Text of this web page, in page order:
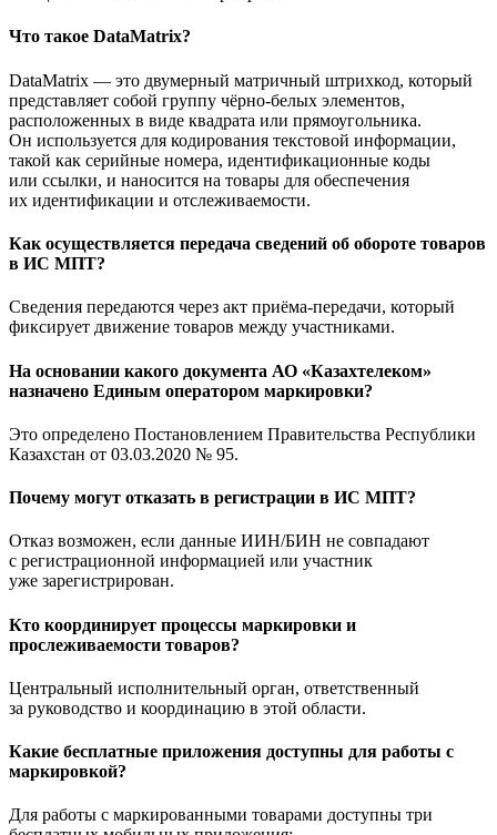
Что такое DataMatrix?
DataMatrix — это двумерный матричный штрихкод, который
представляет собой группу чёрно-белых элементов,
расположенных в виде квадрата или прямоугольника.
Он используется для кодирования текстовой информации,
такой как серийные номера, идентификационные коды
или ссылки, и наносится на товары для обеспечения
их идентификации и отслеживаемости.
Как осуществляется передача сведений об обороте товаров
в ИС МПТ?
Сведения передаются через акт приёма-передачи, который
фиксирует движение товаров между участниками.
На основании какого документа АО «Казахтелеком»
назначено Единым оператором маркировки?
Это определено Постановлением Правительства Республики
Казахстан от 03.03.2020 № 95.
Почему могут отказать в регистрации в ИС МПТ?
Отказ возможен, если данные ИИН/БИН не совпадают
с регистрационной информацией или участник
уже зарегистрирован.
Кто координирует процессы маркировки и
прослеживаемости товаров?
Центральный исполнительный орган, ответственный
за руководство и координацию в этой области.
Какие бесплатные приложения доступны для работы с
маркировкой?
Для работы с маркированными товарами доступны три